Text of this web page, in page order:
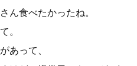
ん食べたかったね。
。
あって、